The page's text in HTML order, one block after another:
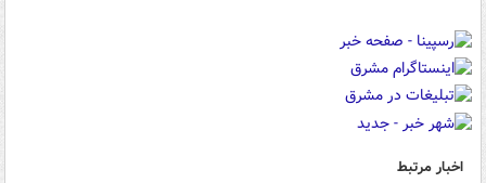
اخبار مرتبط